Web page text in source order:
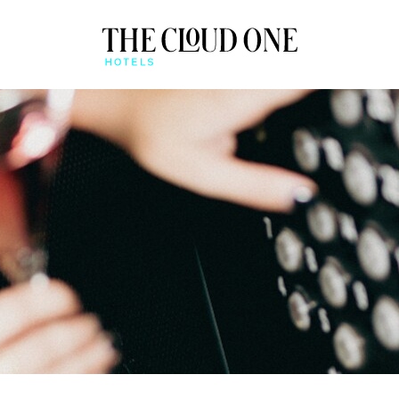
VISÃO GERAL
APP BEONE
CHECK-IN ONLINE E